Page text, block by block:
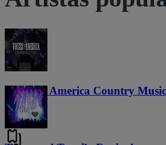
Voices of America Country
36